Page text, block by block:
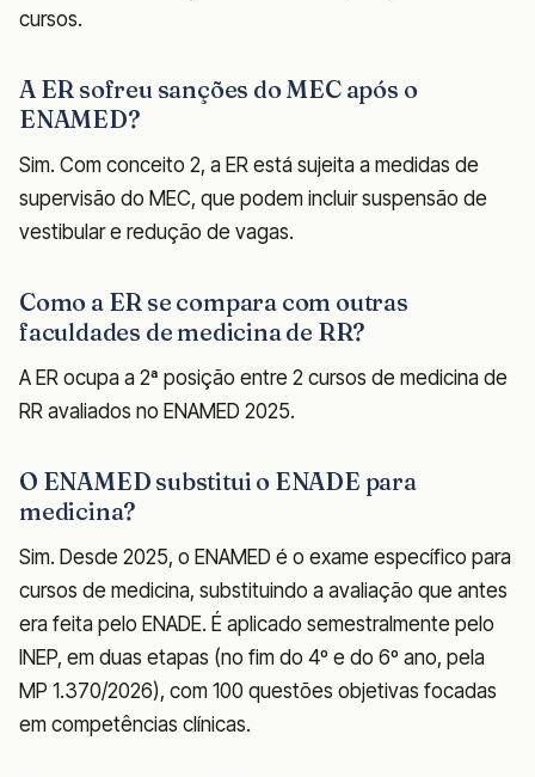
cursos.
A ER sofreu sanções do MEC após o
ENAMED?
Sim. Com conceito 2, a ER está sujeita a medidas de
supervisão do MEC, que podem incluir suspensão de
vestibular e redução de vagas.
Como a ER se compara com outras
faculdades de medicina de RR?
A ER ocupa a 2ª posição entre 2 cursos de medicina de
RR avaliados no ENAMED 2025.
O ENAMED substitui o ENADE para
medicina?
Sim. Desde 2025, o ENAMED é o exame específico para
cursos de medicina, substituindo a avaliação que antes
era feita pelo ENADE. É aplicado semestralmente pelo
INEP, em duas etapas (no fim do 4º e do 6º ano, pela
MP 1.370/2026), com 100 questões objetivas focadas
em competências clínicas.